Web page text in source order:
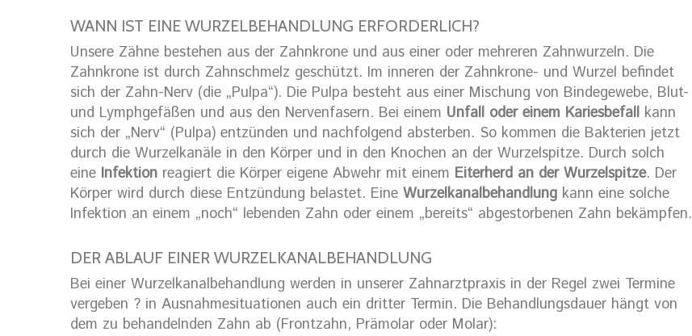
WANN IST EINE WURZELBEHANDLUNG ERFORDERLICH?
Unsere Zähne bestehen aus der Zahnkrone und aus einer oder mehreren Zahnwurzeln. Die
Zahnkrone ist durch Zahnschmelz geschützt. Im inneren der Zahnkrone- und Wurzel befindet
sich der Zahn-Nerv (die „Pulpa“). Die Pulpa besteht aus einer Mischung von Bindegewebe, Blut-
und Lymphgefäßen und aus den Nervenfasern. Bei einem Unfall oder einem Kariesbefall kann
sich der „Nerv“ (Pulpa) entzünden und nachfolgend absterben. So kommen die Bakterien jetzt
durch die Wurzelkanäle in den Körper und in den Knochen an der Wurzelspitze. Durch solch
eine Infektion reagiert die Körper eigene Abwehr mit einem Eiterherd an der Wurzelspitze. Der
Körper wird durch diese Entzündung belastet. Eine Wurzelkanalbehandlung kann eine solche
Infektion an einem „noch“ lebenden Zahn oder einem „bereits“ abgestorbenen Zahn bekämpfen.
DER ABLAUF EINER WURZELKANALBEHANDLUNG
Bei einer Wurzelkanalbehandlung werden in unserer Zahnarztpraxis in der Regel zwei Termine
vergeben ? in Ausnahmesituationen auch ein dritter Termin. Die Behandlungsdauer hängt von
dem zu behandelnden Zahn ab (Frontzahn, Prämolar oder Molar):